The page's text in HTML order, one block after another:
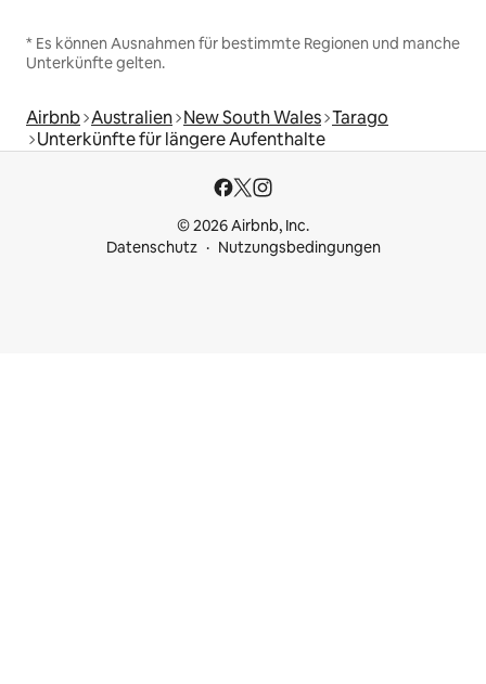
* Es können Ausnahmen für bestimmte Regionen und manche
Unterkünfte gelten.
Airbnb Australien New South Wales Tarago
Unterkünfte für längere Aufenthalte
© 2026 Airbnb, Inc.
Datenschutz
Nutzungsbedingungen